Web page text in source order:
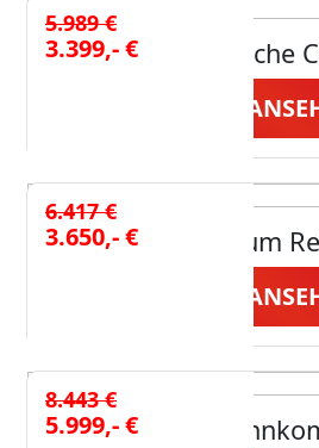
5.989 €
3.399,- € Gemütliche
JETZT
6.417 €
3.650,- € Couch zum
JETZT
8.443 €
5.999,- €Wertige